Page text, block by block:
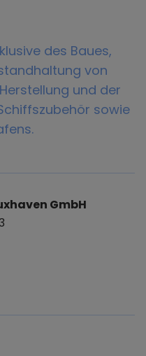
des Baues,
von
und der
sowie
GmbH